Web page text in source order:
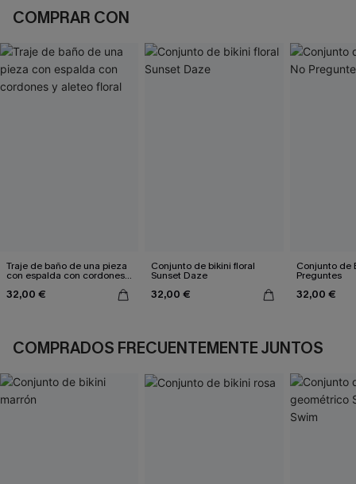
COMPRAR CON
Traje de baño de una pieza
con espalda con cordones y
aleteo floral
32,00 €
Conjunto de bikini floral
Sunset Daze
32,00 €
Conjunto de
Preguntes
32,00 €
COMPRADOS FRECUENTEMENTE JUNTOS